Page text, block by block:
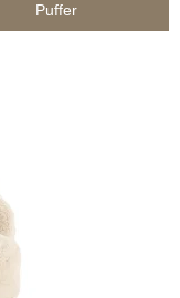
Puffer